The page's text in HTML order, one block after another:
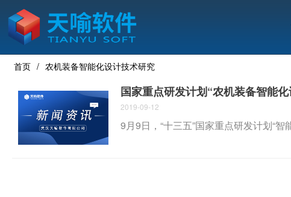
首页 农机装备智能化设计技术研究
国家重点研发计划“农机装备智能
2019-09-12
9月9日，“十三五”国家重点研发计划“